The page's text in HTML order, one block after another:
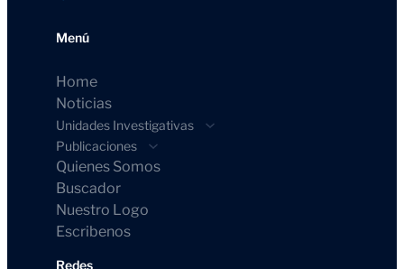
Menú
Home
Noticias
Unidades Investigativas
Publicaciones
Quienes Somos
Buscador
Nuestro Logo
Escribenos
Redes